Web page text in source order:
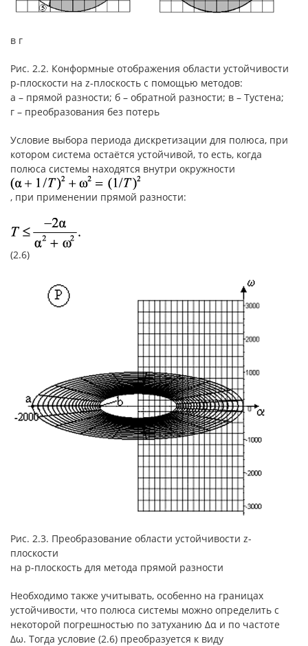
в г
Рис. 2.2. Конформные отображения области устойчивости
p-плоскости на z-плоскость с помощью методов:
а – прямой разности; б – обратной разности; в – Тустена;
г – преобразования без потерь
Условие выбора периода дискретизации для полюса, при
котором система остаётся устойчивой, то есть, когда
полюса системы находятся внутри окружности
, при применении прямой разности:
(2.6)
Рис. 2.3. Преобразование области устойчивости z-
плоскости
на p-плоскость для метода прямой разности
Необходимо также учитывать, особенно на границах
устойчивости, что полюса системы можно определить с
некоторой погрешностью по затуханию Δα и по частоте
Δω. Тогда условие (2.6) преобразуется к виду